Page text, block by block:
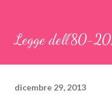
Legge dell'80-
dicembre 29, 2013